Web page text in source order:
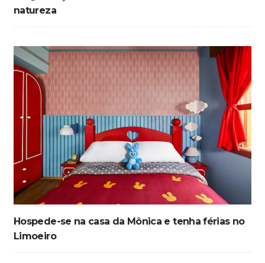
natureza
Hospede-se na casa da Mônica e tenha férias no
Limoeiro